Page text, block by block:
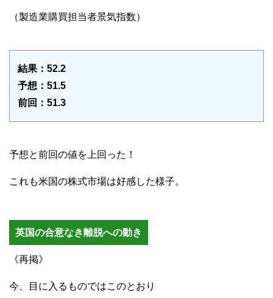
（製造業購買担当者景気指数）
結果：52.2
予想：51.5
前回：51.3
予想と前回の値を上回った！
これも米国の株式市場は好感した様子。
英国の合意なき離脱への動き
《再掲》
今、目に入るものではこのとおり